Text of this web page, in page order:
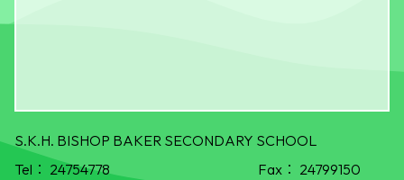
S.K.H. BISHOP BAKER SECONDARY SCHOOL
Tel： 24754778 Fax： 24799150